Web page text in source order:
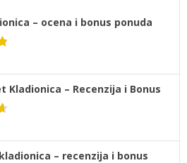
– ocena i bonus ponuda
Kladionica – Recenzija i Bonus
– recenzija i bonus